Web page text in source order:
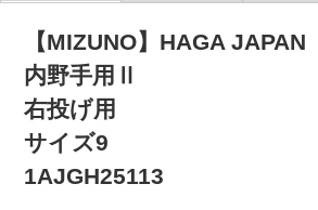
【MIZUNO】HAGA JAPAN
内野手用Ⅱ
右投げ用
サイズ9
1AJGH25113